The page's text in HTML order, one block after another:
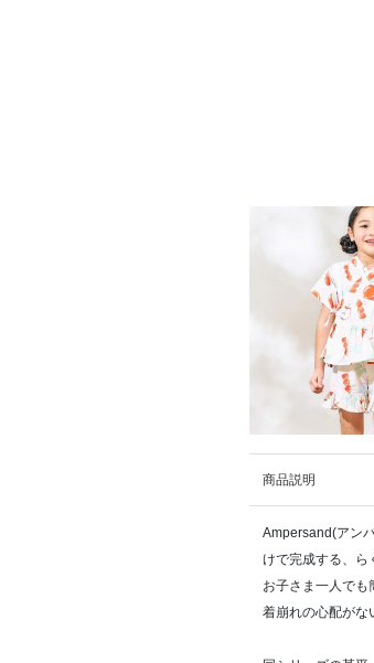
商品説明
Ampersand(アン
けで完成する、ら
お子さま一人で
着崩れの心配がな